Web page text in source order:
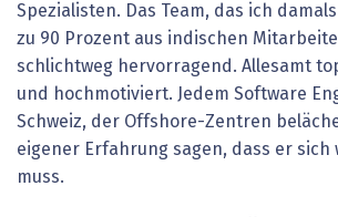
Spezialisten. Das Team, das ich
zu 90 Prozent aus indischen
schlichtweg hervorragend. Allesamt
und hochmotiviert. Jedem Software
Schweiz, der Offshore-Zentren
eigener Erfahrung sagen, dass er sich
muss.